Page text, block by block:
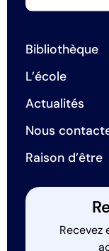
Bibliothèque
L’école
Actualités
Nous
Raison d’être